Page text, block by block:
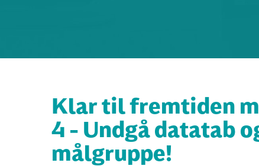
Klar til fremtiden
4 - Undgå datatab
målgruppe!